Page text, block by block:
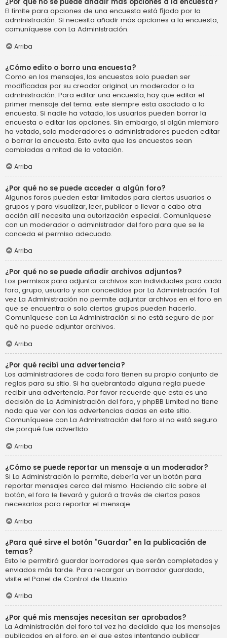
El límite para opciones de una encuesta está fijado por la
administración. Si necesita añadir más opciones a la encuesta,
comuníquese con La Administración.
Arriba
¿Cómo edito o borro una encuesta?
Como en los mensajes, las encuestas solo pueden ser
modificadas por su creador original, un moderador o la
administración. Para editar una encuesta, hay que editar el
primer mensaje del tema; este siempre esta asociado a la
encuesta. Si nadie ha votado, los usuarios pueden borrar la
encuesta o editar las opciones. Sin embargo, si algún miembro
ha votado, solo moderadores o administradores pueden editar
o borrar la encuesta. Esto evita que las encuestas sean
cambiadas a mitad de la votación.
Arriba
¿Por qué no se puede acceder a algún foro?
Algunos foros pueden estar limitados para ciertos usuarios o
grupos y para visualizar, leer, publicar o llevar a cabo otra
acción allí necesita una autorización especial. Comuníquese
con un moderador o administrador del foro para que se le
conceda el permiso adecuado.
Arriba
¿Por qué no se puede añadir archivos adjuntos?
Los permisos para adjuntar archivos son individuales para cada
foro, grupo, usuario y son concedidos por La Administración. Tal
vez La Administración no permite adjuntar archivos en el foro en
que se encuentra o solo ciertos grupos pueden hacerlo.
Comuníquese con La Administración si no está seguro de por
qué no puede adjuntar archivos.
Arriba
¿Por qué recibí una advertencia?
Los administradores de cada foro tienen su propio conjunto de
reglas para su sitio. Si ha quebrantado alguna regla puede
recibir una advertencia. Por favor recuerde que esta es una
decisión de La Administración del foro, y phpBB Limited no tiene
nada que ver con las advertencias dadas en este sitio.
Comuníquese con La Administración del foro si no está seguro
de porqué fue advertido.
Arriba
¿Cómo se puede reportar un mensaje a un moderador?
Si La Administración lo permite, debería ver un botón para
reportar mensajes cerca del mismo. Haciendo clic sobre el
botón, el foro le llevará y guiará a través de ciertos pasos
necesarios para reportar el mensaje.
Arriba
¿Para qué sirve el botón “Guardar” en la publicación de
temas?
Esto le permitirá guardar borradores que serán completados y
enviados más tarde. Para recargar un borrador guardado,
visite el Panel de Control de Usuario.
Arriba
¿Por qué mis mensajes necesitan ser aprobados?
La Administración del foro tal vez ha decidido que los mensajes
publicados en el foro, en el que estas intentando publicar